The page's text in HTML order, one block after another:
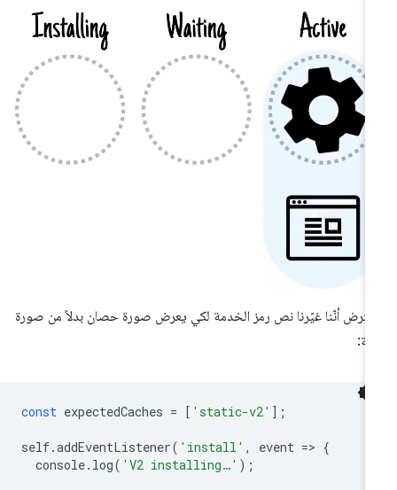
أنّنا غيّرنا نص رمز الخدمة لكي يعرض صورة حصان بدلاً من صورة
const expectedCaches = ['static-v2'
self.addEventListener('install', event =
console.log('V2 installing…'